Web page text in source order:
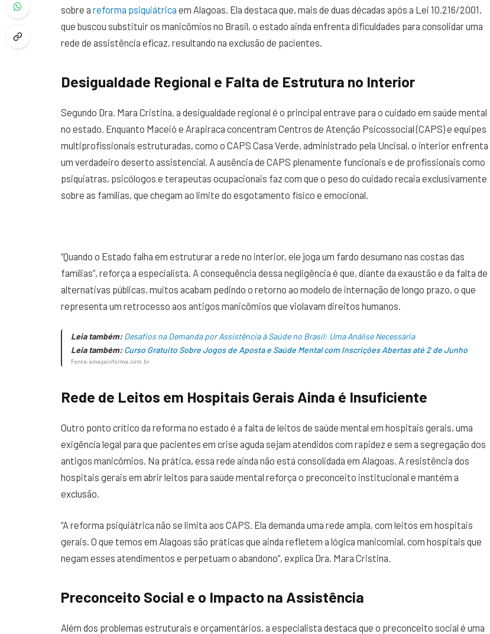
sobre a reforma psiquiátrica em Alagoas. Ela destaca que, mais de duas décadas após a Lei 10.216/2001,
que buscou substituir os manicômios no Brasil, o estado ainda enfrenta dificuldades para consolidar uma
rede de assistência eficaz, resultando na exclusão de pacientes.
Desigualdade Regional e Falta de Estrutura no Interior
Segundo Dra. Mara Cristina, a desigualdade regional é o principal entrave para o cuidado em saúde mental
no estado. Enquanto Maceió e Arapiraca concentram Centros de Atenção Psicossocial (CAPS) e equipes
multiprofissionais estruturadas, como o CAPS Casa Verde, administrado pela Uncisal, o interior enfrenta
um verdadeiro deserto assistencial. A ausência de CAPS plenamente funcionais e de profissionais como
psiquiatras, psicólogos e terapeutas ocupacionais faz com que o peso do cuidado recaia exclusivamente
sobre as famílias, que chegam ao limite do esgotamento físico e emocional.
“Quando o Estado falha em estruturar a rede no interior, ele joga um fardo desumano nas costas das
famílias”, reforça a especialista. A consequência dessa negligência é que, diante da exaustão e da falta de
alternativas públicas, muitos acabam pedindo o retorno ao modelo de internação de longo prazo, o que
representa um retrocesso aos antigos manicômios que violavam direitos humanos.
Leia também: Desafios na Demanda por Assistência à Saúde no Brasil: Uma Análise Necessária
Leia também: Curso Gratuito Sobre Jogos de Aposta e Saúde Mental com Inscrições Abertas até 2 de Junho
Fonte: amapainforma.com.br
Rede de Leitos em Hospitais Gerais Ainda é Insuficiente
Outro ponto crítico da reforma no estado é a falta de leitos de saúde mental em hospitais gerais, uma
exigência legal para que pacientes em crise aguda sejam atendidos com rapidez e sem a segregação dos
antigos manicômios. Na prática, essa rede ainda não está consolidada em Alagoas. A resistência dos
hospitais gerais em abrir leitos para saúde mental reforça o preconceito institucional e mantém a
exclusão.
“A reforma psiquiátrica não se limita aos CAPS. Ela demanda uma rede ampla, com leitos em hospitais
gerais. O que temos em Alagoas são práticas que ainda refletem a lógica manicomial, com hospitais que
negam esses atendimentos e perpetuam o abandono”, explica Dra. Mara Cristina.
Preconceito Social e o Impacto na Assistência
Além dos problemas estruturais e orçamentários, a especialista destaca que o preconceito social é uma